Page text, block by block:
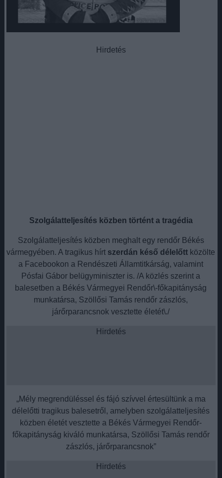
Hirdetés
Szolgálatteljesítés közben történt a tragédia
Szolgálatteljesítés közben meghalt egy rendőr Békés
vármegyében. A tragikus hírt szerdán késő délelőtt közölte
a Facebookon a Rendészeti Államtitkárság, valamint
Pósfai Gábor belügyminiszter is. /A közlés szerint a
balesetben a Békés Vármegyei Rendőr\-főkapitányság
munkatársa, Szöllősi Tamás rendőr zászlós,
járőrparancsnok vesztette életét\./
Hirdetés
„Mély megrendüléssel és fájó szívvel értesültünk a ma
délelőtti tragikus balesetről, amelyben szolgálatteljesítés
közben életét vesztette a Békés Vármegyei Rendőr-
főkapitányság kiváló munkatársa, Szöllősi Tamás rendőr
zászlós, járőrparancsnok”
Hirdetés